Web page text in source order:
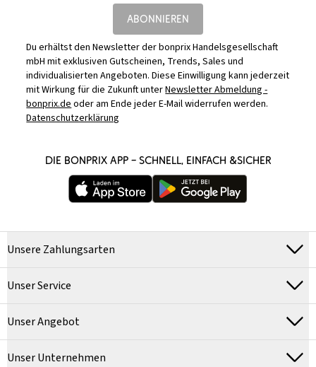
ABONNIEREN
Du erhältst den Newsletter der bonprix Handelsgesellschaft
mbH mit exklusiven Gutscheinen, Trends, Sales und
individualisierten Angeboten. Diese Einwilligung kann jederzeit
mit Wirkung für die Zukunft unterNewsletter Abmeldung -
bonprix.deoder am Ende jeder E-Mail widerrufen werden.
Datenschutzerklärung
DIE BONPRIX APP – SCHNELL, EINFACH &SICHER
Unsere Zahlungsarten
Unser Service
Unser Angebot
Unser Unternehmen